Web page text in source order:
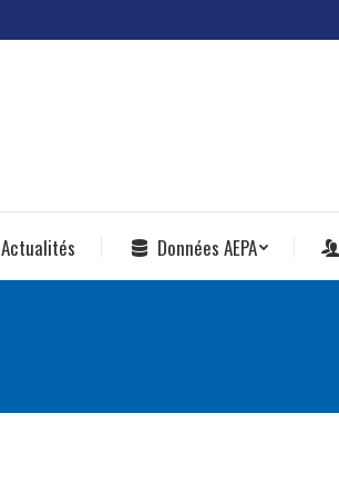
Actualités Données AEPA